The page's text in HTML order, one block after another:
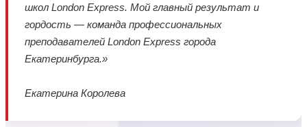
школ London Express. Мой главный результат и
гордость — команда профессиональных
преподавателей London Express города
Екатеринбурга.»
Екатерина Королева